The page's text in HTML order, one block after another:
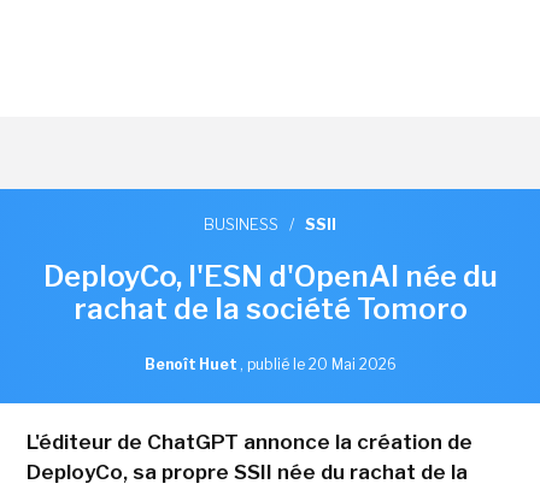
BUSINESS / SSII
DeployCo, l'ESN d'OpenAI née du
rachat de la société Tomoro
Benoît Huet , publié le 20 Mai 2026
L'éditeur de ChatGPT annonce la création de
DeployCo, sa propre SSII née du rachat de la